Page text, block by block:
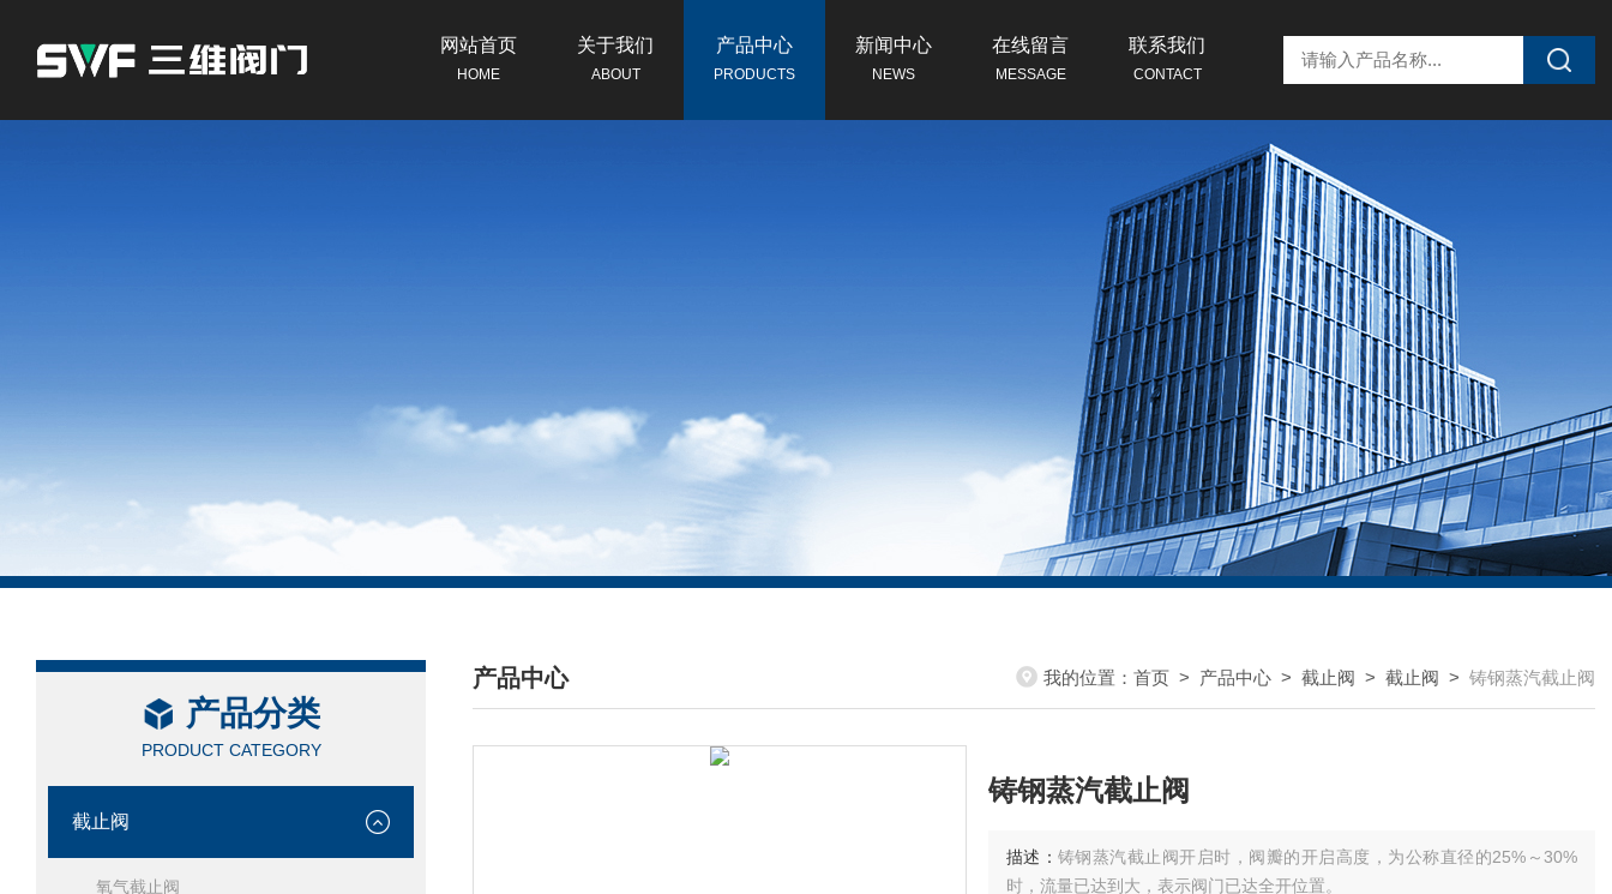
网站首页
HOME
关于我们
ABOUT
产品中心
PRODUCTS
新闻中心
NEWS
在线留言
MESSAGE
联系我们
CONTACT
产品分类
PRODUCT CATEGORY
截止阀
氧气截止阀
产品中心
/ PRODUCTS CENTER
我的位置： 首页 > 产品中心 > 截止阀 > 截止阀 > 铸钢蒸汽截止阀
铸钢蒸汽截止阀
描述： 铸钢蒸汽截止阀开启时，阀瓣的开启高度，为公称直径的25%～30%
时，流量已达到大，表示阀门已达全开位置。